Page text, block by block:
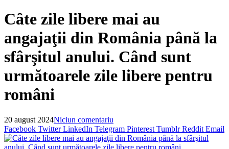
Câte zile libere mai au
angajaţii din România până la
sfârşitul anului. Când sunt
următoarele zile libere pentru
români
20 august 2024Niciun comentariu
Facebook Twitter LinkedIn Telegram Pinterest Tumblr Reddit Email